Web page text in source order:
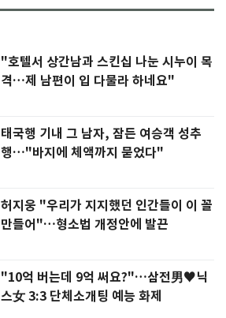
"호텔서 상간남과 스킨십 나눈 시누이 목
격…제 남편이 입 다물라 하네요"
태국행 기내 그 남자, 잠든 여승객 성추
행…"바지에 체액까지 묻었다"
허지웅 "우리가 지지했던 인간들이 이 꼴
만들어"…형소법 개정안에 발끈
"10억 버는데 9억 써요?"…삼전男♥닉
스女 3:3 단체소개팅 예능 화제